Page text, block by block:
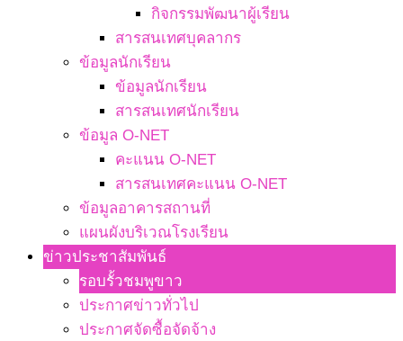
กิจกรรมพัฒนาผู้เรียน
สารสนเทศบุคลากร
ข้อมูลนักเรียน
ข้อมูลนักเรียน
สารสนเทศนักเรียน
ข้อมูล O-NET
คะแนน O-NET
สารสนเทศคะแนน O-NET
ข้อมูลอาคารสถานที่
แผนผังบริเวณโรงเรียน
ข่าวประชาสัมพันธ์
รอบรั้วชมพูขาว
ประกาศข่าวทั่วไป
ประกาศจัดซื้อจัดจ้าง